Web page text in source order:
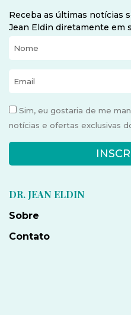
Receba as últimas notícias
Jean Eldin diretamente em
Sim, eu gostaria de me
notícias e ofertas exclusivas
DR. JEAN ELDIN
Sobre
Contato